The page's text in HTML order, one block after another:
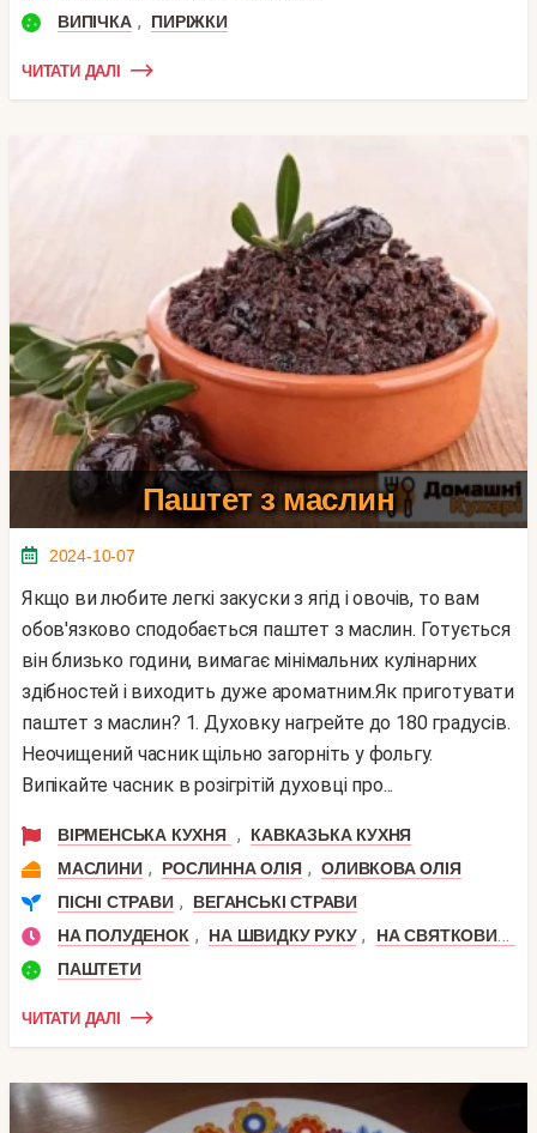
ВИПІЧКА , ПИРІЖКИ
ЧИТАТИ ДАЛІ
Паштет з маслин
2024-10-07
Якщо ви любите легкі закуски з ягід і овочів, то вам
обов'язково сподобається паштет з маслин. Готується
він близько години, вимагає мінімальних кулінарних
здібностей і виходить дуже ароматним.Як приготувати
паштет з маслин? 1. Духовку нагрейте до 180 градусів.
Неочищений часник щільно загорніть у фольгу.
Випікайте часник в розігрітій духовці про...
ВІРМЕНСЬКА КУХНЯ ,
КАВКАЗЬКА КУХНЯ
МАСЛИНИ , РОСЛИННА ОЛІЯ , ОЛИВКОВА ОЛІЯ
ПІСНІ СТРАВИ ,
ВЕГАНСЬКІ СТРАВИ
НА ПОЛУДЕНОК , НА ШВИДКУ РУКУ ,
НА СВЯТКОВИЙ СТІЛ
ПАШТЕТИ
ЧИТАТИ ДАЛІ